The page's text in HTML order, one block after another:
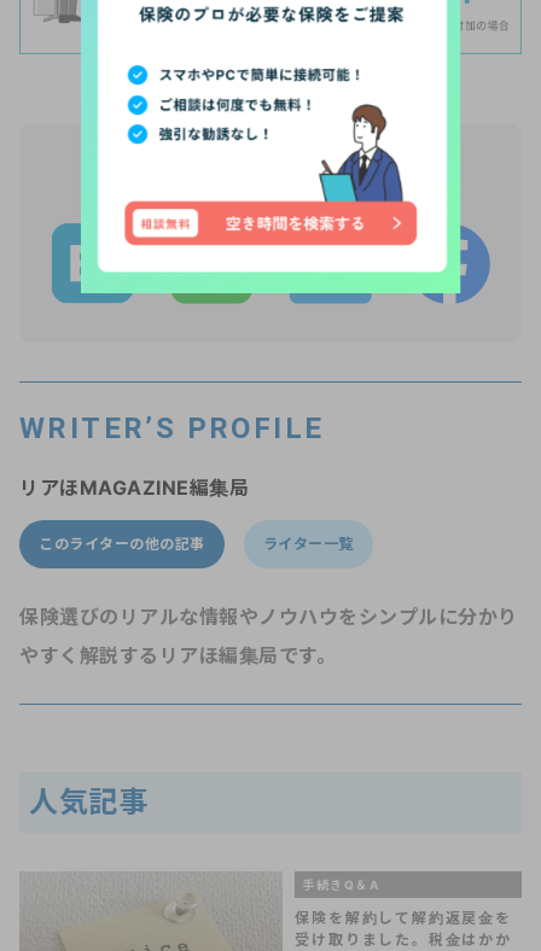
【PR】
この記事をシェア
WRITER’S PROFILE
リアほMAGAZINE編集局
このライターの他の記事 ライター一覧
保険選びのリアルな情報やノウハウをシンプルに分かり
やすく解説するリアほ編集局です。
人気記事
手続きQ＆A
保険を解約して解約返戻金を
受け取りました。税金はかか